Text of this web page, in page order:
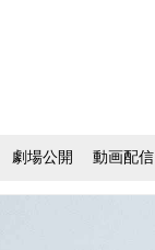
劇場公開 動画配信